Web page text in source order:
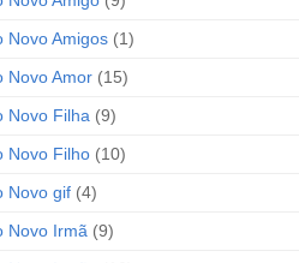
Novo Amigos (1)
Novo Amor (15)
Novo Filha (9)
Novo Filho (10)
Novo gif (4)
Novo Irmã (9)